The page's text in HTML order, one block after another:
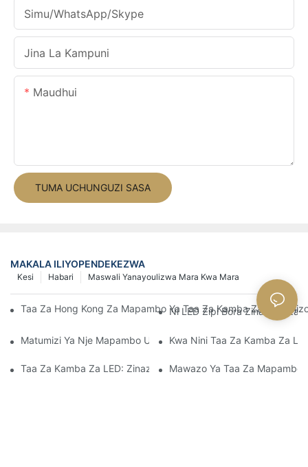
Simu/WhatsApp/Skype
Jina La Kampuni
Maudhui
TUMA UCHUNGUZI SASA
MAKALA ILIYOPENDEKEZWA
Maswali Yanayoulizwa Mara Kwa Mara
Habari
Kesi
Taa Za Hong Kong Za Mapambo Ya Taa Za Kamba Za LED
Ni LED Zipi Bora Zinazoweza
Matumizi Ya Nje Mapambo Uso Unaong'aa Au Usio Na Matte,
Kwa Nini Taa Za Kamba Za
Taa Za Kamba Za LED: Zinazonyumbulika, Zinazodumu, Na
Mawazo Ya Taa Za Mapambo